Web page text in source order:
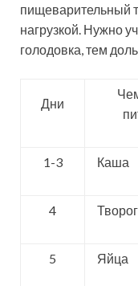
пищеварительный
нагрузкой. Нужно
голодовка, тем
Дни
1-3 Каша
4 Творог
5 Яйца